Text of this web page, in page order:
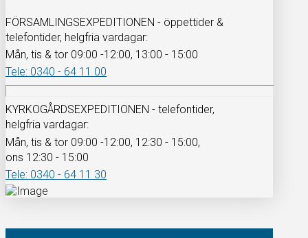
FÖRSAMLINGSEXPEDITIONEN - öppettider &
telefontider, helgfria vardagar:
Mån, tis & tor 09:00 -12:00, 13:00 - 15:00
Tele: 0340 - 64 11 00
KYRKOGÅRDSEXPEDITIONEN - telefontider,
helgfria vardagar:
Mån, tis & tor 09:00 -12:00, 12:30 - 15:00,
ons 12:30 - 15:00
Tele: 0340 - 64 11 30